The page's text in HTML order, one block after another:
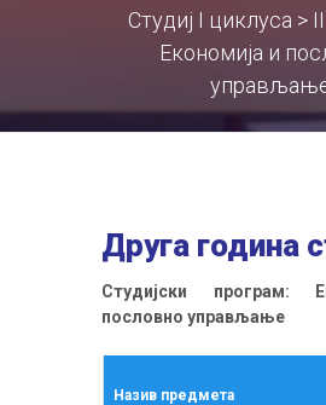
Студиј I циклуса >
Економија и
Друга година
Студијски програм:
пословно управљање
Назив предмета